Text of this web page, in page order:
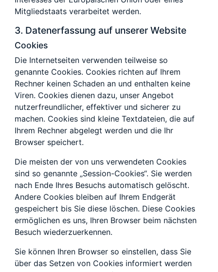
Mitgliedstaats verarbeitet werden.
3. Datenerfassung auf unserer Website
Cookies
Die Internetseiten verwenden teilweise so
genannte Cookies. Cookies richten auf Ihrem
Rechner keinen Schaden an und enthalten keine
Viren. Cookies dienen dazu, unser Angebot
nutzerfreundlicher, effektiver und sicherer zu
machen. Cookies sind kleine Textdateien, die auf
Ihrem Rechner abgelegt werden und die Ihr
Browser speichert.
Die meisten der von uns verwendeten Cookies
sind so genannte „Session-Cookies“. Sie werden
nach Ende Ihres Besuchs automatisch gelöscht.
Andere Cookies bleiben auf Ihrem Endgerät
gespeichert bis Sie diese löschen. Diese Cookies
ermöglichen es uns, Ihren Browser beim nächsten
Besuch wiederzuerkennen.
Sie können Ihren Browser so einstellen, dass Sie
über das Setzen von Cookies informiert werden